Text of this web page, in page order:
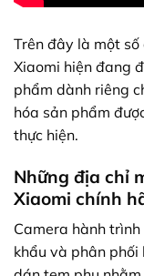
Trên đây là một
Xiaomi hiện đang
phẩm dành riêng
hóa sản phẩm
thực hiện.
Những địa chỉ
Xiaomi chính
Camera hành
khẩu và phân phối